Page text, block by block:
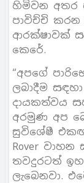
හිමිවන අතර
පාවිච්චි
ආරක්ෂාවක්
කෙරේ.
“අපගේ
ලබාදීම
දායකත්වය
අරමුණ අප
සුවිශේෂී
Rover
තවදුරටත්
ලැබෙනවා.